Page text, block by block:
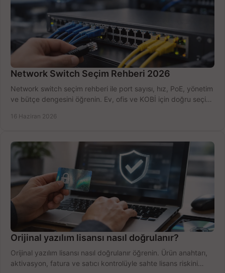
Network Switch Seçim Rehberi 2026
Network switch seçim rehberi ile port sayısı, hız, PoE, yönetim
ve bütçe dengesini öğrenin. Ev, ofis ve KOBİ için doğru seçimi
16 Haziran 2026
Orijinal yazılım lisansı nasıl doğrulanır?
Orijinal yazılım lisansı nasıl doğrulanır öğrenin. Ürün anahtarı,
aktivasyon, fatura ve satıcı kontrolüyle sahte lisans riskini